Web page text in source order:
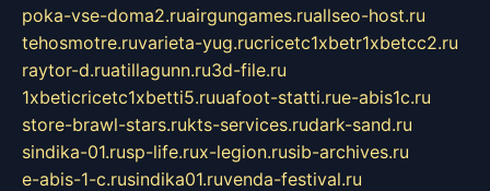
poka-vse-doma2.ruairgungames.ruallseo-host.ru
tehosmotre.ruvarieta-yug.rucricetc1xbetr1xbetcc2.ru
raytor-d.ruatillagunn.ru3d-file.ru
1xbeticricetc1xbetti5.ruuafoot-statti.rue-abis1c.ru
store-brawl-stars.rukts-services.rudark-sand.ru
sindika-01.rusp-life.rux-legion.rusib-archives.ru
e-abis-1-c.rusindika01.ruvenda-festival.ru